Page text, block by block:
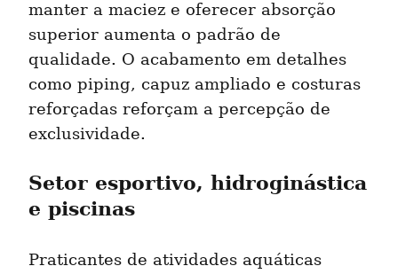
manter a maciez e oferecer absorção
superior aumenta o padrão de
qualidade. O acabamento em detalhes
como piping, capuz ampliado e costuras
reforçadas reforçam a percepção de
exclusividade.
Setor esportivo, hidroginástica
e piscinas
Praticantes de atividades aquáticas